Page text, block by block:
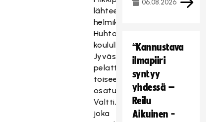
lähtee
helmikuussa
Huhtasuon
koululla
Jyväskylässä
pelattavaan
toiseen
osaturnaukseen
Valtti,
joka
06.08.2026
“Kannustava
ilmapiiri
syntyy
yhdessä –
Reilu
Aikuinen -